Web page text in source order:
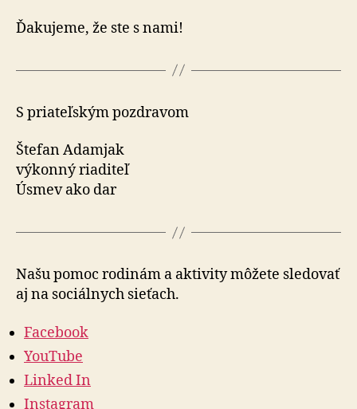
Ďakujeme, že ste s nami!
S priateľským pozdravom
Štefan Adamjak
výkonný riaditeľ
Úsmev ako dar
Našu pomoc rodinám a aktivity môžete sle­do­vať
aj na so­ciál­nych sieťach.
Facebook
YouTube
Linked In
Instagram